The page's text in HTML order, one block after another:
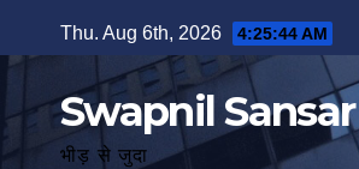
to
Thu. Aug 6th, 2026 4:25:45 AM
Swapnil Sansar
भीड़ से जुदा